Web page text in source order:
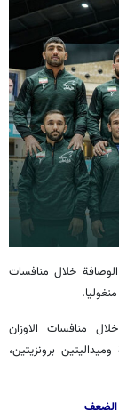
خلال منافسات
منافسات الاوزان
واحدة وميداليتين برونزيتين،
الضعف